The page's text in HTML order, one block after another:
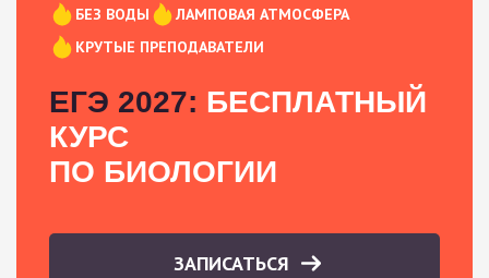
БЕЗ ВОДЫ
ЛАМПОВАЯ АТМОСФЕРА
КРУТЫЕ ПРЕПОДАВАТЕЛИ
ЕГЭ 2027: БЕСПЛАТНЫЙ
КУРС
ПО БИОЛОГИИ
ЗАПИСАТЬСЯ